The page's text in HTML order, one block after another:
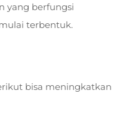
yang berfungsi
terbentuk.
bisa meningkatkan